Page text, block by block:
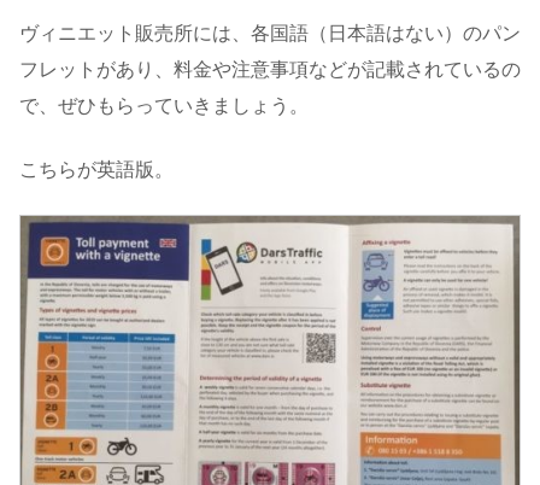
ヴィニエット販売所には、各国語（日本語はない）のパン
フレットがあり、料金や注意事項などが記載されているの
で、ぜひもらっていきましょう。
こちらが英語版。